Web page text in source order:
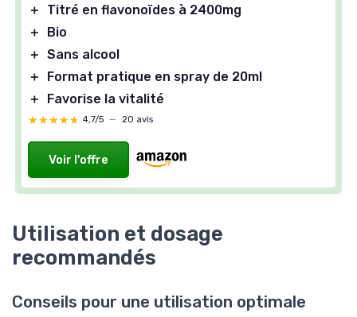
＋
Titré en flavonoïdes à 2400mg
＋
Bio
＋ Sans alcool
＋
Format pratique en spray de 20ml
＋
Favorise la vitalité
★★★★★
★★★★★ 4,7/5 — 20 avis
Voir l'offre
Utilisation et dosage
recommandés
Conseils pour une utilisation optimale